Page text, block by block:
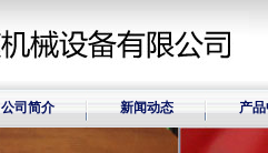
公司简介 新闻动态 产